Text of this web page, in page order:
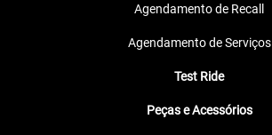
Agendamento de Recall
Agendamento de Serviços
Test Ride
Peças e Acessórios